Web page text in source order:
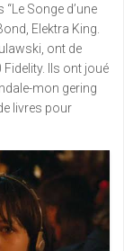
Songe d’une
Elektra King.
ont de
Ils ont joué
mon gering
livres pour